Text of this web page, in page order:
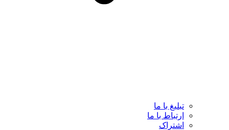
تبلیغ با ما
ارتباط با ما
اشتراک